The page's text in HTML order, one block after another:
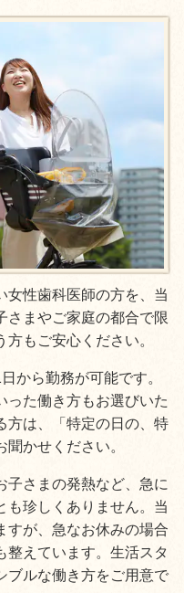
女性歯科医師の方を、当
さまやご家庭の都合で限
もご安心ください。
から勤務が可能です。
った働き方もお選びいた
方は、「特定の日の、特
かせください。
子さまの発熱など、急に
も珍しくありません。当
すが、急なお休みの場合
整えています。生活スタ
ブルな働き方をご用意で